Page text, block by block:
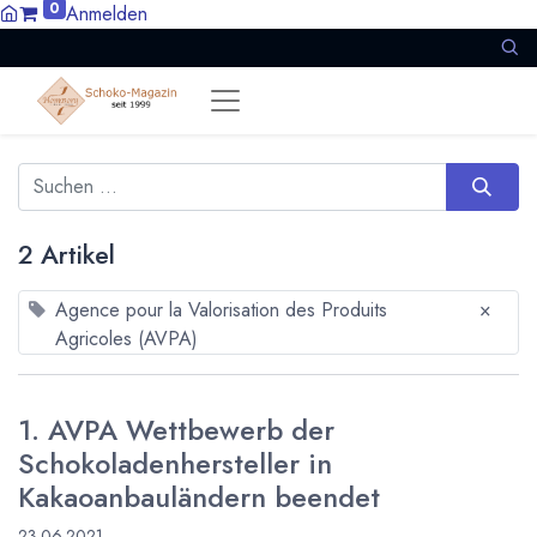
0 Anmelden
2 Artikel
Agence pour la Valorisation des Produits
Agricoles (AVPA)
×
1. AVPA Wettbewerb der
Schokoladenhersteller in
Kakaoanbauländern beendet